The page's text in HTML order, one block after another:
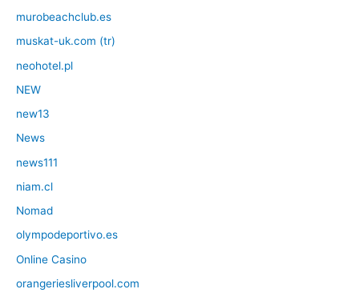
murobeachclub.es
muskat-uk.com (tr)
neohotel.pl
NEW
new13
News
news111
niam.cl
Nomad
olympodeportivo.es
Online Casino
orangeriesliverpool.com